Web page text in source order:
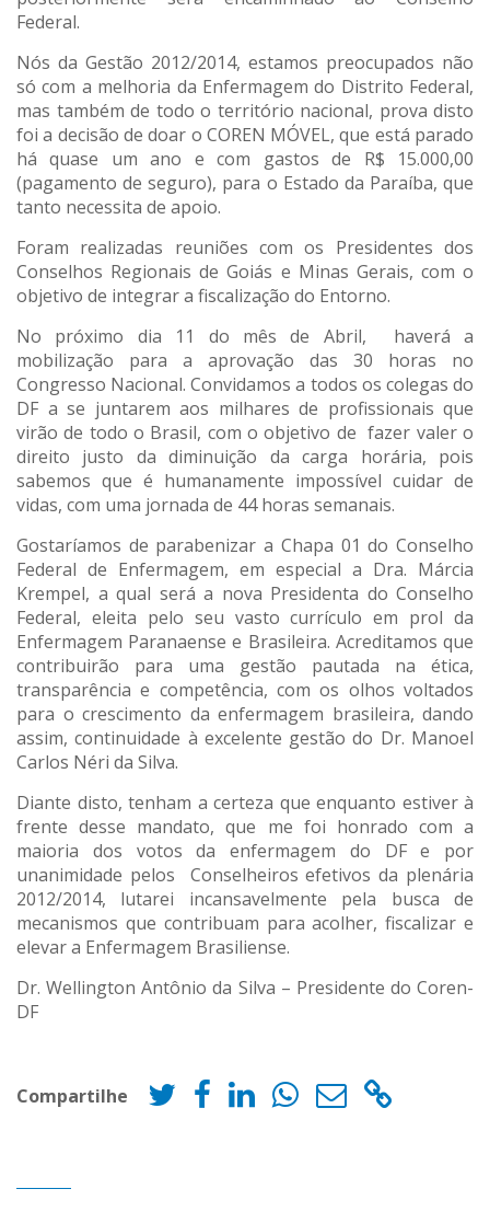
Federal.
Nós da Gestão 2012/2014, estamos preocupados não
só com a melhoria da Enfermagem do Distrito Federal,
mas também de todo o território nacional, prova disto
foi a decisão de doar o COREN MÓVEL, que está parado
há quase um ano e com gastos de R$ 15.000,00
(pagamento de seguro), para o Estado da Paraíba, que
tanto necessita de apoio.
Foram realizadas reuniões com os Presidentes dos
Conselhos Regionais de Goiás e Minas Gerais, com o
objetivo de integrar a fiscalização do Entorno.
No próximo dia 11 do mês de Abril, haverá a
mobilização para a aprovação das 30 horas no
Congresso Nacional. Convidamos a todos os colegas do
DF a se juntarem aos milhares de profissionais que
virão de todo o Brasil, com o objetivo de fazer valer o
direito justo da diminuição da carga horária, pois
sabemos que é humanamente impossível cuidar de
vidas, com uma jornada de 44 horas semanais.
Gostaríamos de parabenizar a Chapa 01 do Conselho
Federal de Enfermagem, em especial a Dra. Márcia
Krempel, a qual será a nova Presidenta do Conselho
Federal, eleita pelo seu vasto currículo em prol da
Enfermagem Paranaense e Brasileira. Acreditamos que
contribuirão para uma gestão pautada na ética,
transparência e competência, com os olhos voltados
para o crescimento da enfermagem brasileira, dando
assim, continuidade à excelente gestão do Dr. Manoel
Carlos Néri da Silva.
Diante disto, tenham a certeza que enquanto estiver à
frente desse mandato, que me foi honrado com a
maioria dos votos da enfermagem do DF e por
unanimidade pelos Conselheiros efetivos da plenária
2012/2014, lutarei incansavelmente pela busca de
mecanismos que contribuam para acolher, fiscalizar e
elevar a Enfermagem Brasiliense.
Dr. Wellington Antônio da Silva – Presidente do Coren-
DF
Compartilhe